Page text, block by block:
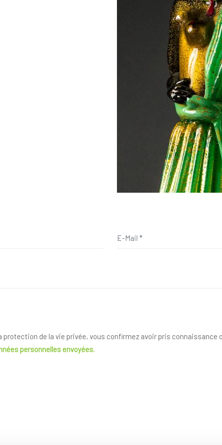
protection de la vie privée, vous confirmez avoir pris
personnelles envoyées.